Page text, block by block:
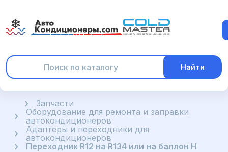
Найти
ГлавнаяЗапчасти
Оборудование для ремонта и заправки
автокондиционеров
Адаптеры и переходники для
автокондиционеров
Переходник R12 на R134 или на баллон H